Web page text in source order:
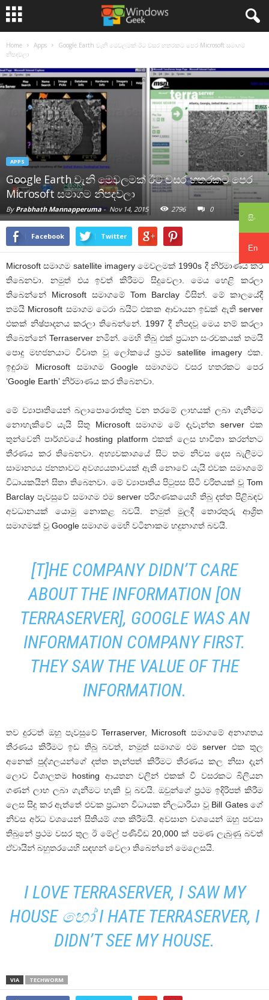
සිං
En
Home Apps
Google Earth වැනි මෙවලමක් ඊට වසර හතරකට පෙර Microsoft සමාගම
නිපදවලා
APPS
Google Earth වැනි මෙවලමක් ඊට වසර හතරකට පෙර
Microsoft සමාගම නිපදවලා
By Prabhath Mannapperuma - Nov 14, 2015 2796 0
Facebook Twitter
Microsoft සමාගම satellite imagery මෙවලමක් 1990s දී නිර්මාණය කර
තිබෙනවා. නමුත් එය ඉවත් කිරීමට සිදුවෙලා. මෙය හෙළි කරලා
තිබෙන්නේ Microsoft සමාගමේ Tom Barclay විසින්. මේ කාලයේදී
තමයි Microsoft සමාගම ටෙරා බයිට් එකක ආචායන ඉඩක් ඇති server
එකක් නිෂ්පාදනය කරලා තිබෙන්නේ. 1997 දී නිපදවූ මෙය නම් කරලා
තිබෙන්නේ Terraserver නමින්. මෙහි තිබු එක් ප්‍රධාන සංරචකයක් තමයි
පොදු මහජනයාට විවෘත වූ ලෝකයේ ප්‍රථම satellite imagery එක.
ඉඳුරාම Microsoft සමාගම Google සමාගමට වසර හතරකට පෙර
‘Google Earth’ නිර්මාණය කර තිබෙනවා.
මේ ව්‍යාපෘතියෙන් බලාපොරොත්තු වන තරමේ ලාභයක් ලබා ගැනීමට
නොහැකිවේ යැයි සිතු Microsoft සමාගම මේ දැවැන්ත server එක
තුන්වෙනි පාර්ශවයේ hosting platform එකක් ලෙස භාවිතා කරන්නට
තීරණය කර තිබෙනවා. අභ්‍යවකාශයේ සිට තම නිවස දෙස බැලීමට
සාමාන්‍යය ජනතාවට අවශ්‍යයතාවයක් ඇති නොවේ යැයි එවක සමාගමේ
විධායකයින් සිතා තිබෙනවා. මේ ව්‍යාපෘතිය පිටුපස සිටි චරිතයක් වූ Tom
Barclay පැවසුවේ සමාගම එම server පරිගණකයෙහි තිබු දත්ත පිළිබඳව
අවධානයක් යොමු නොකළ බවයි. නමුත් මුලදී තොරතුරු ආශ්‍රිත
සමාගමක් වූ Google සමාගම මෙහි වටිනාකම හදුනාගත් බවයි.
[T]HE COMPANY DIDN’T CARE
ABOUT THE INFORMATION [ON
TERRASERVER], GOOGLE WAS AN
INFORMATION COMPANY FIRST.
THEY SAW THE VALUE OF THE
INFORMATION.
තව දුරටත් ඔහු පැවසුවේ Terraserver, Microsoft සමාගමේ අනාගතය
තීරණය කිරීමට ඉඩ තිබු බවත්, නමුත් සමාගම එම server එක තුල
අනෙක් පුද්ගලයන්ගේ දත්ත තැන්පත් කිරීමට තීරණය කල නිසා දැන්
ලොව විශාලතම hosting ආයතන වලින් එකක් වී වසරකට බිලියන
ගණන් ලාභ ලබා ගැනීමට හැකි වූ බවයි. ඔවුන්ගේ ප්‍රථම ඉදිරිපත් කිරීම
ලෙස සිදු කර ඇත්තේ එවක ප්‍රධාන විධායක නිලධාරියා වූ Bill Gates ගේ
නිවස අර්ධ වශයෙන් සිතියම් ගත කිරීමයි. අවසාන වශයෙන් ඔහු පවසා
තිබුනේ ප්‍රථම වසර තුල ඊ මේල් පණිවිඩ 20,000 ක් පමණ ලැබුණු බවත්
ඒවායින් බහුතරයෙහි සඳහන් වෙලා තිබෙන්නේ මෙලෙසයි.
I LOVE TERRASERVER, I SAW MY
HOUSE හෝ I HATE TERRASERVER, I
DIDN’T SEE MY HOUSE.
VIA TECHWORM